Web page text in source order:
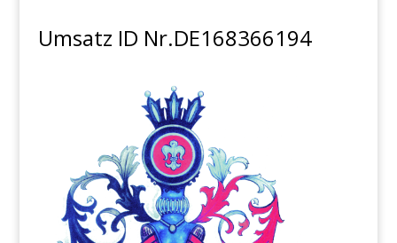
Umsatz ID Nr.DE168366194